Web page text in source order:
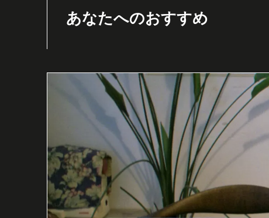
あなたへのおすすめ